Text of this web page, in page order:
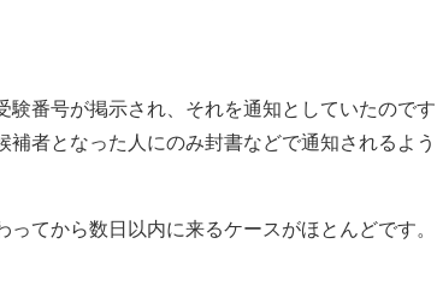
番号が掲示され、それを通知としていたのです
者となった人にのみ封書などで通知されるよう
てから数日以内に来るケースがほとんどです。